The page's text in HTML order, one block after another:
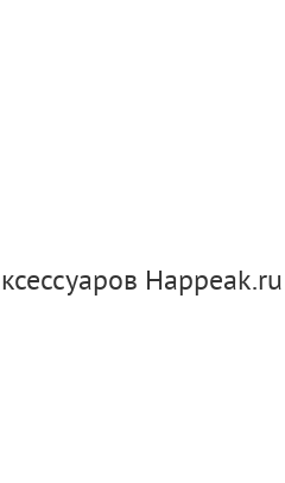
Happeak.ru